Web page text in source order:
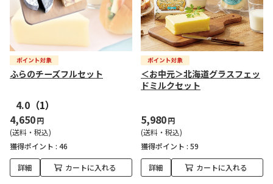
ふらのチーズフルセット
4.0 （1）
4,650円
(送料・税込)
獲得ポイント : 46
詳細 カートに入れる
＜お中元＞北海道グラスフェッ
ドミルクセット
5,980円
(送料・税込)
獲得ポイント : 59
詳細 カートに入れる